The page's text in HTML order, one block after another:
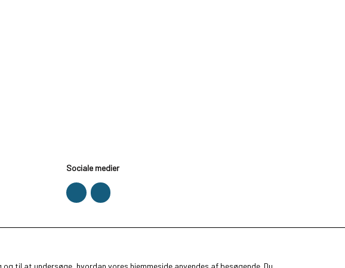
Sociale medier
til at undersøge, hvordan vores hjemmeside anvendes af besøgende. Du